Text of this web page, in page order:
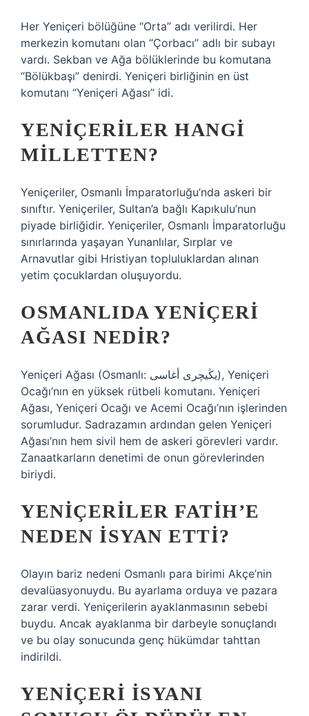
Her Yeniçeri bölüğüne “Orta” adı verilirdi. Her
merkezin komutanı olan “Çorbacı” adlı bir subayı
vardı. Sekban ve Ağa bölüklerinde bu komutana
“Bölükbaşı” denirdi. Yeniçeri birliğinin en üst
komutanı “Yeniçeri Ağası” idi.
YENIÇERILER HANGI
MILLETTEN?
Yeniçeriler, Osmanlı İmparatorluğu’nda askeri bir
sınıftır. Yeniçeriler, Sultan’a bağlı Kapıkulu’nun
piyade birliğidir. Yeniçeriler, Osmanlı İmparatorluğu
sınırlarında yaşayan Yunanlılar, Sırplar ve
Arnavutlar gibi Hristiyan topluluklardan alınan
yetim çocuklardan oluşuyordu.
OSMANLIDA YENIÇERI
AĞASI NEDIR?
Yeniçeri Ağası (Osmanlı: یڭیچری أغاسی), Yeniçeri
Ocağı’nın en yüksek rütbeli komutanı. Yeniçeri
Ağası, Yeniçeri Ocağı ve Acemi Ocağı’nın işlerinden
sorumludur. Sadrazamın ardından gelen Yeniçeri
Ağası’nın hem sivil hem de askeri görevleri vardır.
Zanaatkarların denetimi de onun görevlerinden
biriydi.
YENIÇERILER FATIH’E
NEDEN ISYAN ETTI?
Olayın bariz nedeni Osmanlı para birimi Akçe’nin
devalüasyonuydu. Bu ayarlama orduya ve pazara
zarar verdi. Yeniçerilerin ayaklanmasının sebebi
buydu. Ancak ayaklanma bir darbeyle sonuçlandı
ve bu olay sonucunda genç hükümdar tahttan
indirildi.
YENIÇERI ISYANI